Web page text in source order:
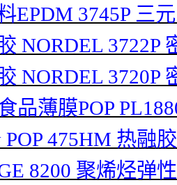
EPDM 3745P 三
NORDEL 3722P
NORDEL 3720P
品薄膜POP
475HM 热融
8200 聚烯烃弹